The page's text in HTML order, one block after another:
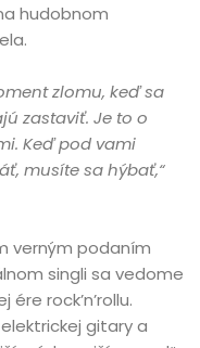
hudobnom
zlomu, keď sa
zastaviť. Je to o
Keď pod vami
musíte sa hýbať,“
verným podaním
singli sa vedome
rock’n’rollu.
gitary a